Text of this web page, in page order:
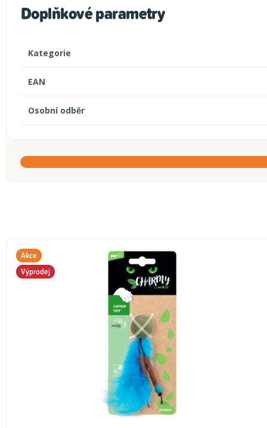
Doplňkové parametry
Kategorie
EAN
Osobní odběr
Akce
Výprodej